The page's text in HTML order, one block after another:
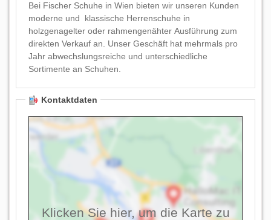
Bei Fischer Schuhe in Wien bieten wir unseren Kunden
moderne und klassische Herrenschuhe in
holzgenagelter oder rahmengenähter Ausführung zum
direkten Verkauf an. Unser Geschäft hat mehrmals pro
Jahr abwechslungsreiche und unterschiedliche
Sortimente an Schuhen.
Kontaktdaten
Klicken Sie hier, um die Karte zu